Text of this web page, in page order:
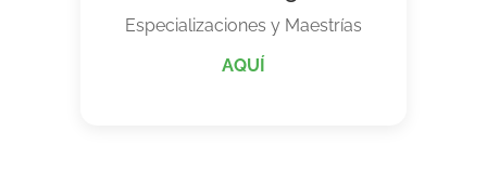
Especializaciones y Maestrías
AQUÍ